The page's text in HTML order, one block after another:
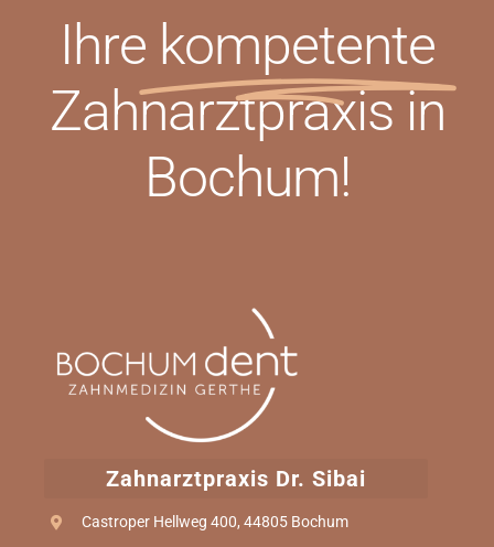
Ihre kompetente
Zahnarztpraxis in
Bochum!
Zahnarztpraxis Dr. Sibai
Castroper Hellweg 400, 44805 Bochum